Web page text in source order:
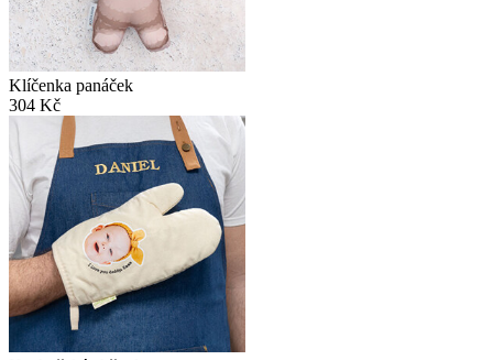
Klíčenka panáček
304 Kč